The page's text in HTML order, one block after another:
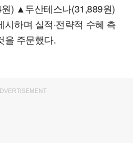
) ▲두산테스나(31,889원)
하며 실적·전략적 수혜 측
을 주문했다.